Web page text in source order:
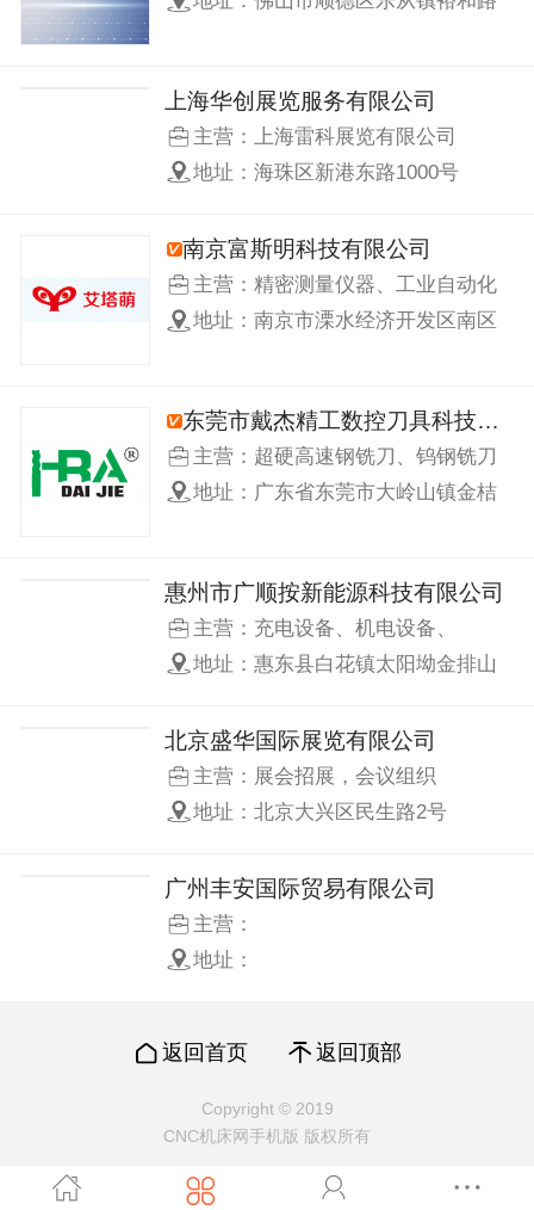
电子34mm封装SiC功率模块|倾佳电
碳化硅MOSFET|倾佳电子SiC碳化
硅MOSFET|BASiC基本半导体
MOSFET一级代理|BASiC基本半导
体功率模块一级代理
上海华创展览服务有限公司
主营：上海雷科展览有限公司
地址：海珠区新港东路1000号
南京富斯明科技有限公司
主营：精密测量仪器、工业自动化
设备研发、生产与销售，核心拳头
地址：南京市溧水经济开发区南区
东莞市戴杰精工数控刀具科技有限公司
主营：超硬高速钢铣刀、钨钢铣刀
等
地址：广东省东莞市大岭山镇金桔
惠州市广顺按新能源科技有限公司
主营：充电设备、机电设备、
地址：惠东县白花镇太阳坳金排山
北京盛华国际展览有限公司
主营：展会招展，会议组织
地址：北京大兴区民生路2号
广州丰安国际贸易有限公司
主营：
地址：
返回首页 返回顶部
Copyright © 2019
CNC机床网手机版 版权所有